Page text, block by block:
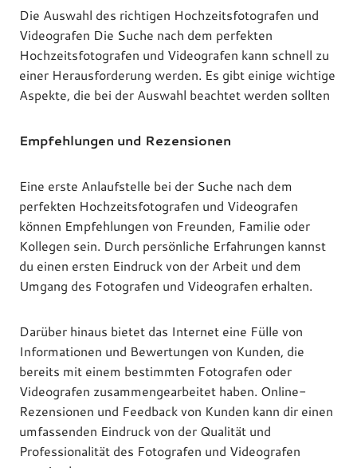
Die Auswahl des richtigen Hochzeitsfotografen und
Videografen Die Suche nach dem perfekten
Hochzeitsfotografen und Videografen kann schnell zu
einer Herausforderung werden. Es gibt einige wichtige
Aspekte, die bei der Auswahl beachtet werden sollten
Empfehlungen und Rezensionen
Eine erste Anlaufstelle bei der Suche nach dem
perfekten Hochzeitsfotografen und Videografen
können Empfehlungen von Freunden, Familie oder
Kollegen sein. Durch persönliche Erfahrungen kannst
du einen ersten Eindruck von der Arbeit und dem
Umgang des Fotografen und Videografen erhalten.
Darüber hinaus bietet das Internet eine Fülle von
Informationen und Bewertungen von Kunden, die
bereits mit einem bestimmten Fotografen oder
Videografen zusammengearbeitet haben. Online-
Rezensionen und Feedback von Kunden kann dir einen
umfassenden Eindruck von der Qualität und
Professionalität des Fotografen und Videografen